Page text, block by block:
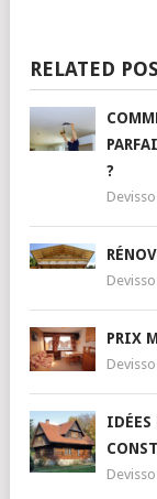
RELATED
?
Devisso
Devisso
PRIX
Devisso
IDÉES
Devisso